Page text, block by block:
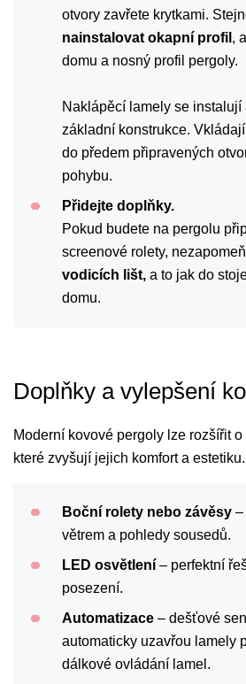
otvory zavřete krytkami.
nainstalovat okapní profil ,
domu a nosný profil pergoly.
Naklápěcí lamely se
základní konstrukce.
do předem připravených
pohybu.
Přidejte doplňky.
Pokud budete na pergolu
screenové rolety,
vodicích lišt, a to jak do
domu.
Doplňky a vylepšení
Moderní kovové pergoly lze rozšířit
které zvyšují jejich komfort a estetiku.
Boční rolety nebo závěsy –
větrem a pohledy sousedů.
LED osvětlení – perfektní
posezení.
Automatizace – dešťové
automaticky uzavřou lamely
dálkové ovládání lamel.